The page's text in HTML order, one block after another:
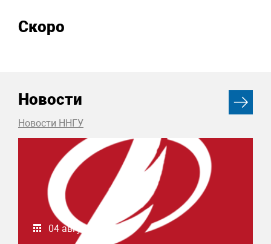
Скоро
Новости
Новости ННГУ
04 августа 2026